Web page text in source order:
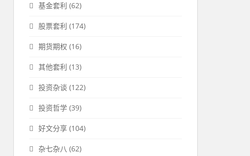
基金套利 (62)
股票套利 (174)
期货期权 (16)
其他套利 (13)
投资杂谈 (122)
投资哲学 (39)
好文分享 (104)
杂七杂八 (62)